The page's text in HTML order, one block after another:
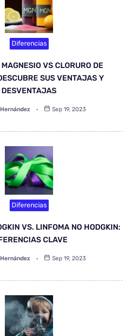
Diferencias
VS CLORURO DE
SUS VENTAJAS Y
DESVENTAJAS
Sep 19, 2023
Diferencias
VS. LINFOMA NO HODGKIN:
CLAVE
Sep 19, 2023